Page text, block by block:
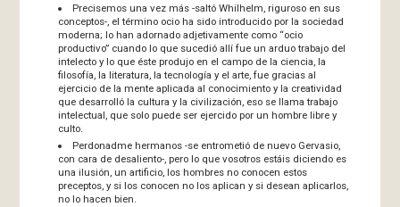
Precisemos una vez más -saltó Whilhelm, riguroso en sus
conceptos-, el término ocio ha sido introducido por la sociedad
moderna; lo han adornado adjetivamente como “ocio
productivo” cuando lo que sucedió allí fue un arduo trabajo del
intelecto y lo que éste produjo en el campo de la ciencia, la
filosofía, la literatura, la tecnología y el arte, fue gracias al
ejercicio de la mente aplicada al conocimiento y la creatividad
que desarrolló la cultura y la civilización, eso se llama trabajo
intelectual, que solo puede ser ejercido por un hombre libre y
culto.
Perdonadme hermanos -se entrometió de nuevo Gervasio,
con cara de desaliento-, pero lo que vosotros estáis diciendo es
una ilusión, un artificio, los hombres no conocen estos
preceptos, y si los conocen no los aplican y si desean aplicarlos,
no lo hacen bien.